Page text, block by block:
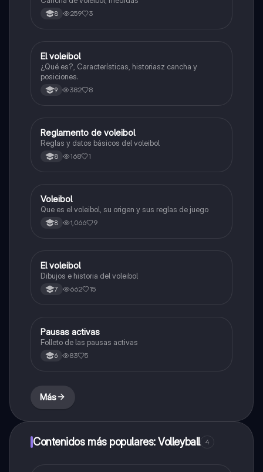
8 259 3
Educación Física
El voleibol
¿Qué es?, Características, historiasz cancha y
posiciones.
9 382 8
Educación Física
Reglamento de voleibol
Reglas y datos básicos del voleibol
8 168 1
Educación Física
Voleibol
Que es el voleibol, su origen y sus reglas de juego
8 1,066 9
Educación Física
El voleibol
Dibujos e historia del voleibol
7 662 15
Educación Física
Pausas activas
Folleto de las pausas activas
6 83 5
Más
Contenidos más populares: Volleyball 4